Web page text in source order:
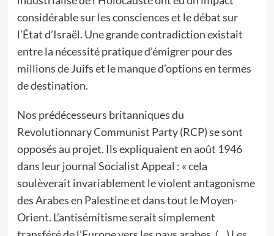
considérable sur les consciences et le débat sur
l’État d’Israël. Une grande contradiction existait
entre la nécessité pratique d’émigrer pour des
millions de Juifs et le manque d’options en termes
de destination.
Nos prédécesseurs britanniques du
Revolutionnary Communist Party (RCP) se sont
opposés au projet. Ils expliquaient en août 1946
dans leur journal Socialist Appeal : « cela
soulèverait invariablement le violent antagonisme
des Arabes en Palestine et dans tout le Moyen-
Orient. L’antisémitisme serait simplement